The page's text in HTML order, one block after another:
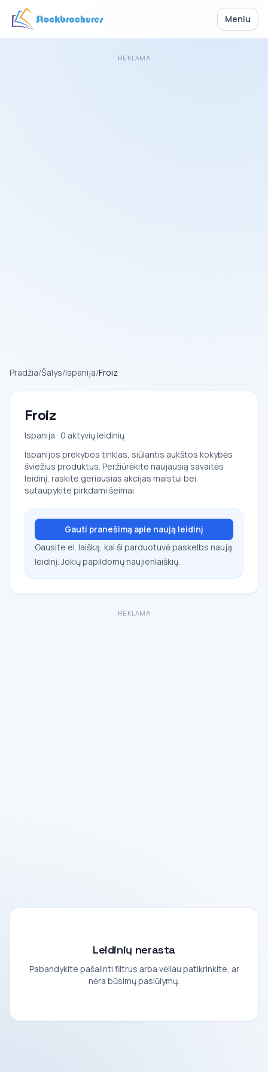
Meniu
REKLAMA
Pradžia/Šalys/Ispanija/Froiz
Froiz
Ispanija · 0 aktyvių leidinių
Ispanijos prekybos tinklas, siūlantis aukštos kokybės
šviežius produktus. Peržiūrėkite naujausią savaitės
leidinį, raskite geriausias akcijas maistui bei
sutaupykite pirkdami šeimai.
Gauti pranešimą apie naują leidinį
Gausite el. laišką, kai ši parduotuvė paskelbs naują
leidinį. Jokių papildomų naujienlaiškių.
REKLAMA
Leidinių nerasta
Pabandykite pašalinti filtrus arba vėliau patikrinkite, ar
nėra būsimų pasiūlymų.